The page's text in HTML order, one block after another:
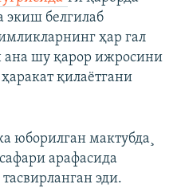
экиш белгилаб
ҳар гал
ана шу қарор ижросини
қилаëтгани
юборилган мактубда¸
арафасида
эди.